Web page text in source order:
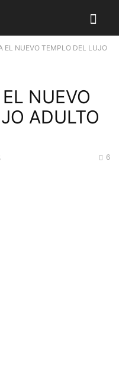
EL NUEVO TEMPLO DEL LUJO
NUEVO
ADULTO
6